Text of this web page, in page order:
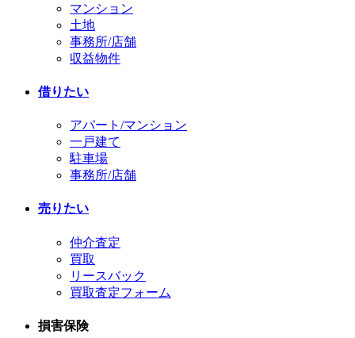
マンション
土地
事務所/店舗
収益物件
借りたい
アパート/マンション
一戸建て
駐車場
事務所/店舗
売りたい
仲介査定
買取
リースバック
買取査定フォーム
損害保険